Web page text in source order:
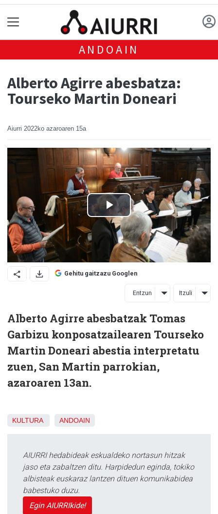
ANDOAIN
Alberto Agirre abesbatza:
Tourseko Martin Doneari
Aiurri 2022ko azaroaren 15a
Gehitu gaitzazu Googlen
Entzun Itzuli
Alberto Agirre abesbatzak Tomas
Garbizu konposatzailearen Tourseko
Martin Doneari abestia interpretatu
zuen, San Martin parrokian,
azaroaren 13an.
KULTURA ANDOAIN
AIURRI hedabideak eskualdeko nortasun hitzak
jaso eta zabaltzen ditu. Harpidedun eginda, tokiko
albisteak euskaraz lantzen dituen komunikabidea
babestuko duzu.
Egin AIURRIkide!